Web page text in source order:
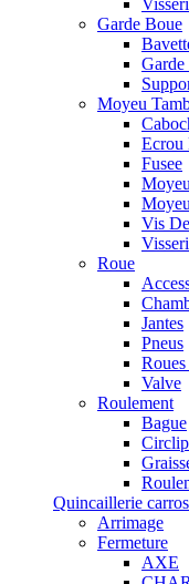
Garde Boue
Moyeu
Ecrou
Fusee
Vis
Roue
Jantes
Pneus
Valve
Roulement
Bague
Quincaillerie
Arrimage
Fermeture
AXE